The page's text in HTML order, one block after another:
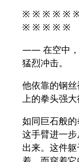
※ ※ ※ ※ ※
※ ※ ※ ※ ※
—— 在空中，
猛烈冲击。
他依靠的钢
上的拳头强大
如同巨石般
这手臂进一
出来。这件